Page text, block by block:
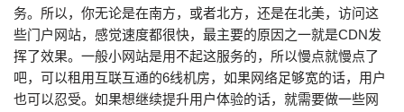
务。所以，你无论是在南方，或者北方，还是在北美，访问这
些门户网站，感觉速度都很快，最主要的原因之一就是CDN发
挥了效果。一般小网站是用不起这服务的，所以慢点就慢点了
吧，可以租用互联互通的6线机房，如果网络足够宽的话，用户
也可以忍受。如果想继续提升用户体验的话，就需要做一些网